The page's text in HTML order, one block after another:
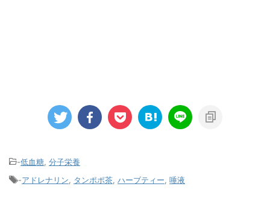
-低血糖 分子栄養
-アドレナリン タンポポ茶 ハーブティー 唾液